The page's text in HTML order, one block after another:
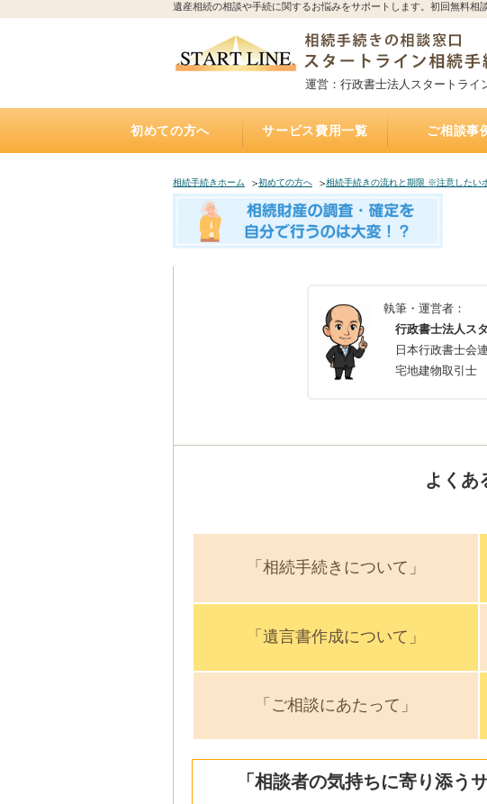
遺産相続の相談や手続に関するお悩みをサポートします。初回無料相談
運営：行政書士法人スタートライ
初めての方へ
どれくらいかかる
すれば？費用はど
れば？費用はどれ
れば？費用はどれ
ば？費用はいくら？（相続不動産・空家売却）
かかる税金
用は？（専門家が解説）
かかるの？（公正証書遺言）
続
理・売却を依頼すれば？費用は？
依頼すれば？費用は？
（全国対応）
サービス費用一覧 ご相談事
相続手続きホーム 初めての方へ 相続手続きの流れと期限 ※注意したい
執筆・運営者：
行政書士法人ス
日本行政書士会
宅地建物取引士
よくあ
「相続手続きについて」
「遺言書作成について」
「ご相談にあたって」
「相談者の気持ちに寄り添う